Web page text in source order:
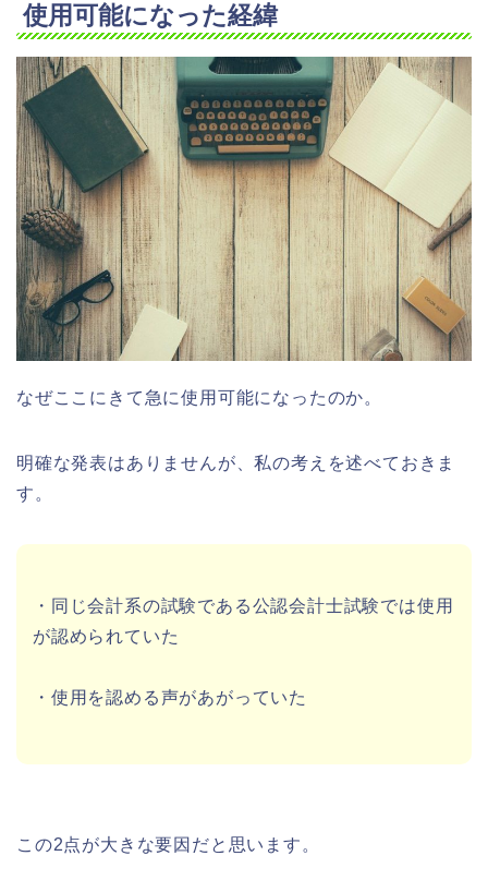
使用可能になった経緯
なぜここにきて急に使用可能になったのか。
明確な発表はありませんが、私の考えを述べておきま
す。
・同じ会計系の試験である公認会計士試験では使用
が認められていた
・使用を認める声があがっていた
この2点が大きな要因だと思います。